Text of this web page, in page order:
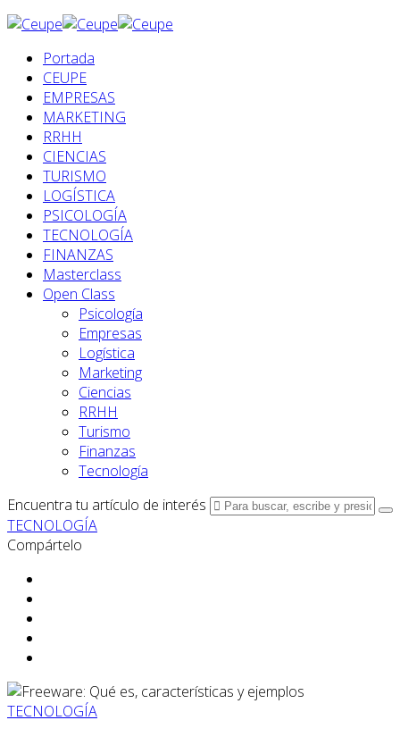
Portada
CEUPE
EMPRESAS
MARKETING
RRHH
CIENCIAS
TURISMO
LOGÍSTICA
PSICOLOGÍA
TECNOLOGÍA
FINANZAS
Masterclass
Open Class
Psicología
Empresas
Logística
Marketing
Ciencias
RRHH
Turismo
Finanzas
Tecnología
Encuentra tu artículo de interés
TECNOLOGÍA
Compártelo
TECNOLOGÍA